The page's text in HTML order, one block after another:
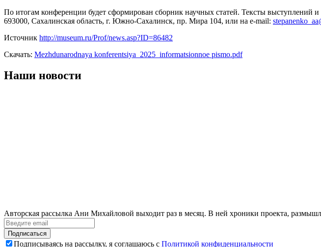
По итогам конференции будет сформирован сборник научных статей. Тексты выступлений
693000, Сахалинская область, г. Южно-Сахалинск, пр. Мира 104, или на e-mail:
Источник http://museum.ru/Prof/news.asp?ID=86482
Скачать: Mezhdunarodnaya konferentsiya_2025_informatsionnoe pismo.pdf
Наши новости
Авторская рассылка Ани Михайловой выходит раз в месяц. В ней хроники проекта,
Подписаться
Подписываясь на рассылку, я соглашаюсь с Политикой конфиденциальности